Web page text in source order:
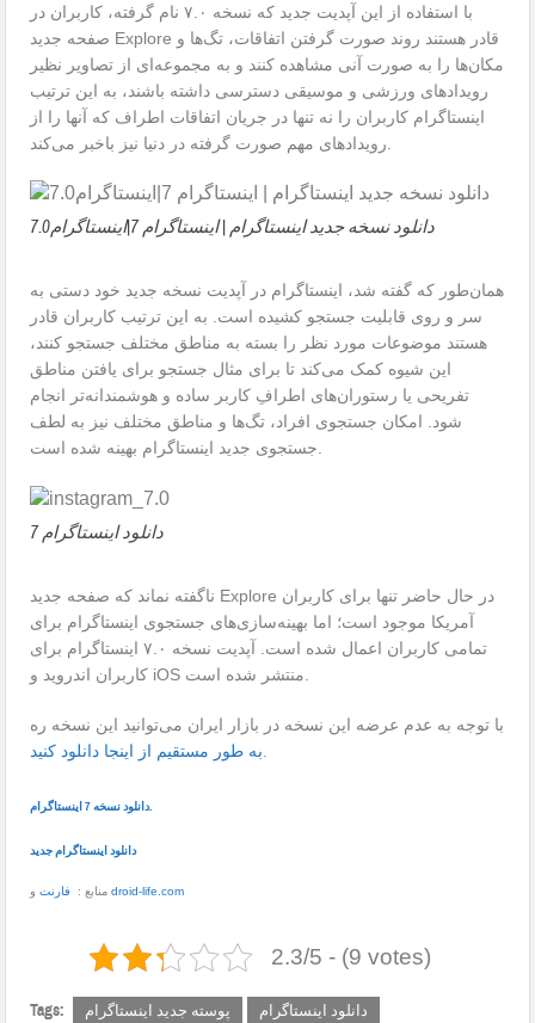
با استفاده از این آپدیت جدید که نسخه ۷.۰ نام گرفته، کاربران در
صفحه‌ جدید Explore قادر هستند روند صورت گرفتن اتفاقات، تگ‌ها و
مکان‌ها را به صورت آنی مشاهده کنند و به مجموعه‌ای از تصاویر نظیر
رویداد‌های ورزشی و موسیقی دسترسی داشته باشند، به این ترتیب
اینستاگرام کاربران را نه تنها در جریان اتفاقات اطراف که آنها را از
دانلود نسخه جدید اینستاگرام | اینستاگرام 7|اینستاگرام7.0
همان‌طور که گفته شد، اینستاگرام در آپدیت نسخه جدید خود دستی به
سر و روی قابلیت جستجو کشیده است. به این ترتیب کاربران قادر
هستند موضوعات مورد نظر را بسته به مناطق مختلف جستجو کنند،
این شیوه کمک می‌کند تا برای مثال جستجو برای یافتن مناطق
تفریحی یا رستوران‌های اطرافِ کاربر ساده و هوشمندانه‌تر انجام
شود. امکان جستجوی افراد، تگ‌ها و مناطق مختلف نیز به لطف
جستجوی جدید اینستاگرام بهینه شده است.
دانلود اینستاگرام 7
ناگفته نماند که صفحه جدید Explore در حال حاضر تنها برای کاربران
آمریکا موجود است؛ اما بهینه‌سازی‌های جستجوی اینستاگرام برای
تمامی کاربران اعمال شده است. آپدیت نسخه ۷.۰ اینستاگرام برای
با توجه به عدم عرضه این نسخه در بازار ایران می‌توانید این نسخه ره
به طور مستقیم از اینجا دانلود کنید
دانلود نسخه 7 اینستاگرام.
دانلود اینستاگرام جدید
منابع : فارنتو droid-life.com
2.3/5 - (9 votes)
Tags: پوسته جدید اینستاگرام
دانلود اینستاگرام